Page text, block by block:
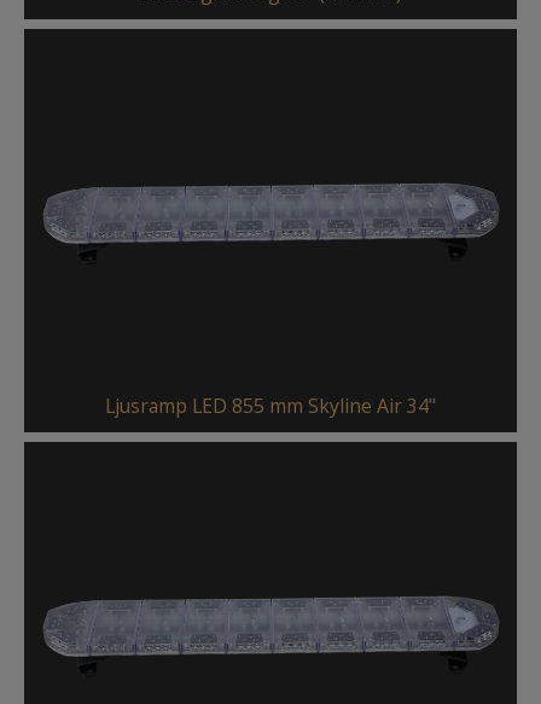
Ljusramp LED 855 mm Skyline Air 34"